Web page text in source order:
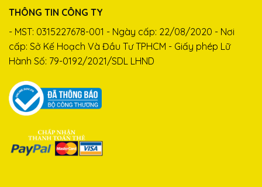
THÔNG TIN CÔNG TY
- MST: 0315227678-001 - Ngày cấp: 22/08/2020 - Nơi
cấp: Sở Kế Hoạch Và Đầu Tư TPHCM - Giấy phép Lữ
Hành Số: 79-0192/2021/SDL LHND